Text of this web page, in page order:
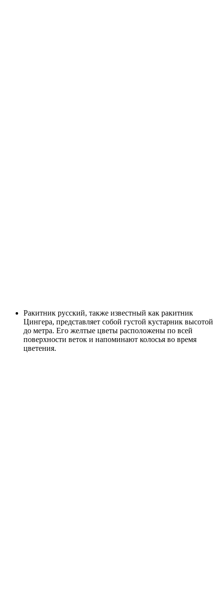
Ракитник русский, также известный как ракитник
Цингера, представляет собой густой кустарник высотой
до метра. Его желтые цветы расположены по всей
поверхности веток и напоминают колосья во время
цветения.